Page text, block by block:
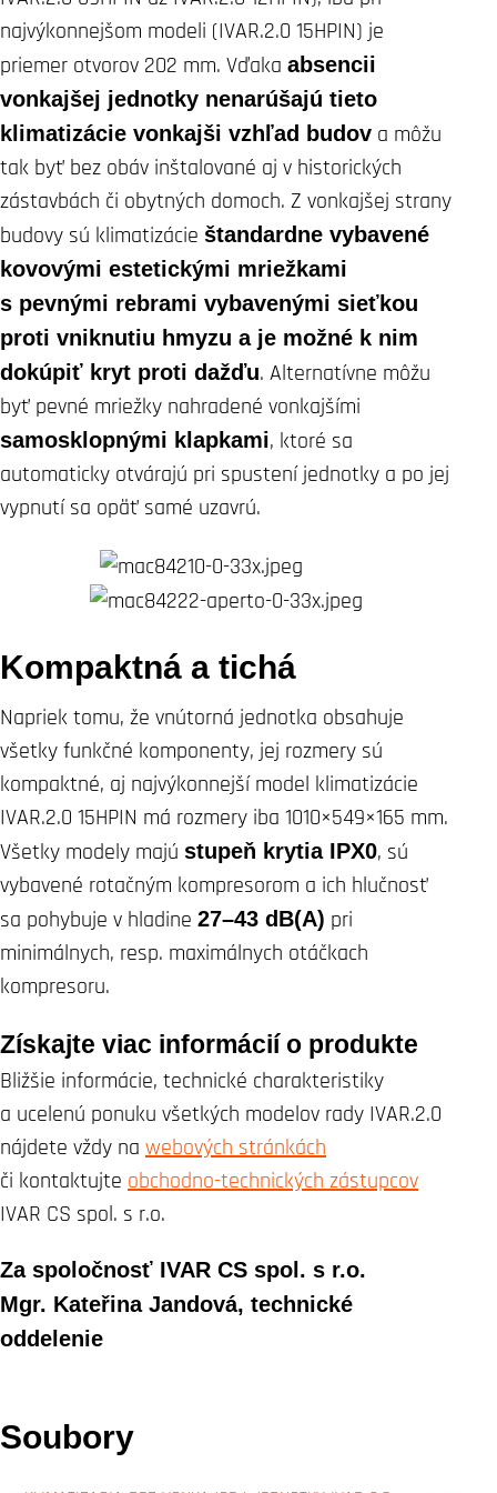
najvýkonnejšom modeli (IVAR.2.0 15HPIN) je
priemer otvorov 202 mm. Vďaka absencii
vonkajšej jednotky nenarúšajú tieto
klimatizácie vonkajši vzhľad budov a môžu
tak byť bez obáv inštalované aj v historických
zástavbách či obytných domoch. Z vonkajšej strany
budovy sú klimatizácie štandardne vybavené
kovovými estetickými mriežkami
s pevnými rebrami vybavenými sieťkou
proti vniknutiu hmyzu a je možné k nim
dokúpiť kryt proti dažďu. Alternatívne môžu
byť pevné mriežky nahradené vonkajšími
samosklopnými klapkami, ktoré sa
automaticky otvárajú pri spustení jednotky a po jej
vypnutí sa opäť samé uzavrú.
Kompaktná a tichá
Napriek tomu, že vnútorná jednotka obsahuje
všetky funkčné komponenty, jej rozmery sú
kompaktné, aj najvýkonnejší model klimatizácie
IVAR.2.0 15HPIN má rozmery iba 1010×549×165 mm.
Všetky modely majú stupeň krytia IPX0, sú
vybavené rotačným kompresorom a ich hlučnosť
sa pohybuje v hladine 27–43 dB(A) pri
minimálnych, resp. maximálnych otáčkach
kompresoru.
Získajte viac informácií o produkte
Bližšie informácie, technické charakteristiky
a ucelenú ponuku všetkých modelov rady IVAR.2.0
nájdete vždy na webových stránkách
či kontaktujte obchodno-technických zástupcov
IVAR CS spol. s r.o.
Za spoločnosť IVAR CS spol. s r.o.
Mgr. Kateřina Jandová, technické
oddelenie
Soubory